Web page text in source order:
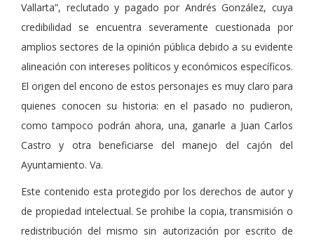
Vallarta”, reclutado y pagado por Andrés González, cuya
credibilidad se encuentra severamente cuestionada por
amplios sectores de la opinión pública debido a su evidente
alineación con intereses políticos y económicos específicos.
El origen del encono de estos personajes es muy claro para
quienes conocen su historia: en el pasado no pudieron,
como tampoco podrán ahora, una, ganarle a Juan Carlos
Castro y otra beneficiarse del manejo del cajón del
Ayuntamiento. Va.
Este contenido esta protegido por los derechos de autor y
de propiedad intelectual. Se prohibe la copia, transmisión o
redistribución del mismo sin autorización por escrito de